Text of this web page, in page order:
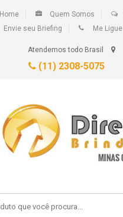
Home Quem Somos
Envie seu Briefing
Me Ligue
Atendemos todo Brasil
(11) 2308-5075